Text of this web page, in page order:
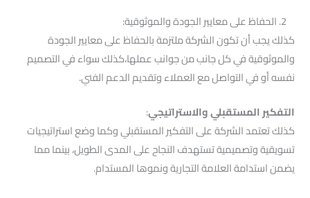
كذلك يجب أن تكون الشركة ملتزمة بالحفاظ على معايير الجودة
والموثوقية في كل جانب من جوانب عملها،كذلك سواء في التصميم
نفسه أو في التواصل مع العملاء وتقديم الدعم الفني.
التفكير المستقبلي والاستراتيجي:
كذلك تعتمد الشركة على التفكير المستقبلي وكما وضع استراتيجيات
تسويقية وتصميمية تستهدف النجاح على المدى الطويل، بينما مما
يضمن استدامة العلامة التجارية ونموها المستدام.